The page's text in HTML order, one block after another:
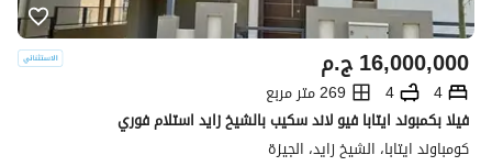
ج.م16,000,000
4
4
269 متر مربع
فيلا بكمبوند ايتابا فيو لاند سكيب بالشيخ زايد استلام فوري
كومباوند ايتابا، الشيخ زايد، الجيزة